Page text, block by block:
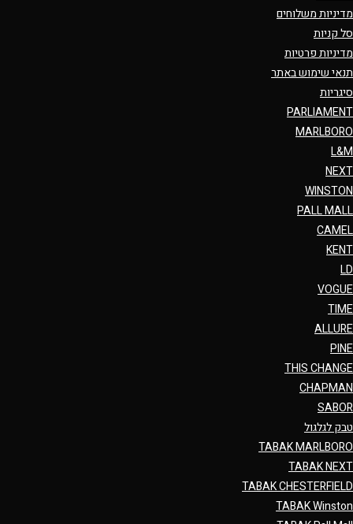
מדיניות משלוחים
סל קניות
מדיניות פרטיות
תנאי שימוש באתר
סיגריות
PARLIAMENT
MARLBORO
L&M
NEXT
WINSTON
PALL MALL
CAMEL
KENT
LD
VOGUE
TIME
ALLURE
PINE
THIS CHANGE
CHAPMAN
SABOR
טבק לגלגול
TABAK MARLBORO
TABAK NEXT
TABAK CHESTERFIELD
TABAK Winston